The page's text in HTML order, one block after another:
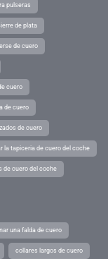
pulseras
de plata
de cuero
cuero
de cuero
de cuero
la tapiceria de cuero del coche
de cuero del coche
una falda de cuero
collares largos de cuero